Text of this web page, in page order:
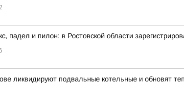
падел и пилон: в Ростовской области
ликвидируют подвальные котельные и обновят